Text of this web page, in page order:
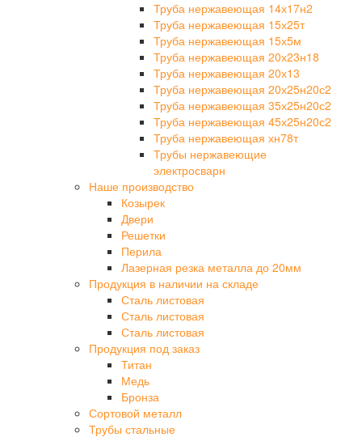
Труба нержавеющая 14х17н2
Труба нержавеющая 15х25т
Труба нержавеющая 15х5м
Труба нержавеющая 20х23н18
Труба нержавеющая 20х13
Труба нержавеющая 20х25н20с2
Труба нержавеющая 35х25н20с2
Труба нержавеющая 45х25н20с2
Труба нержавеющая хн78т
Трубы нержавеющие
электросварн
Наше производство
Козырек
Двери
Решетки
Перила
Лазерная резка металла до 20мм
Продукция в наличии на складе
Сталь листовая
Сталь листовая
Сталь листовая
Продукция под заказ
Титан
Медь
Бронза
Сортовой металл
Трубы стальные